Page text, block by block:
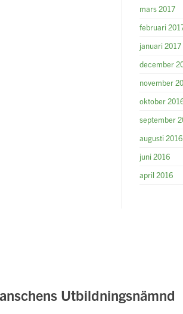
mars 2017
februari
januari 2017
december
november
oktober
september
augusti 2016
juni 2016
april 2016
Utbildningsnämnd